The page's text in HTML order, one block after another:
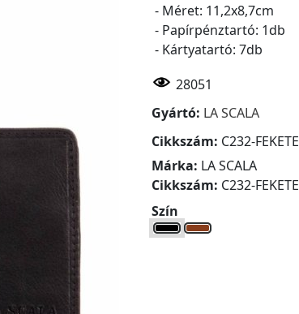
- Méret: 11,2x8,7cm
- Papírpénztartó: 1db
- Kártyatartó: 7db
28051
Gyártó: LA SCALA
Cikkszám: C232-FEKETE
Márka: LA SCALA
Cikkszám: C232-FEKETE
Szín